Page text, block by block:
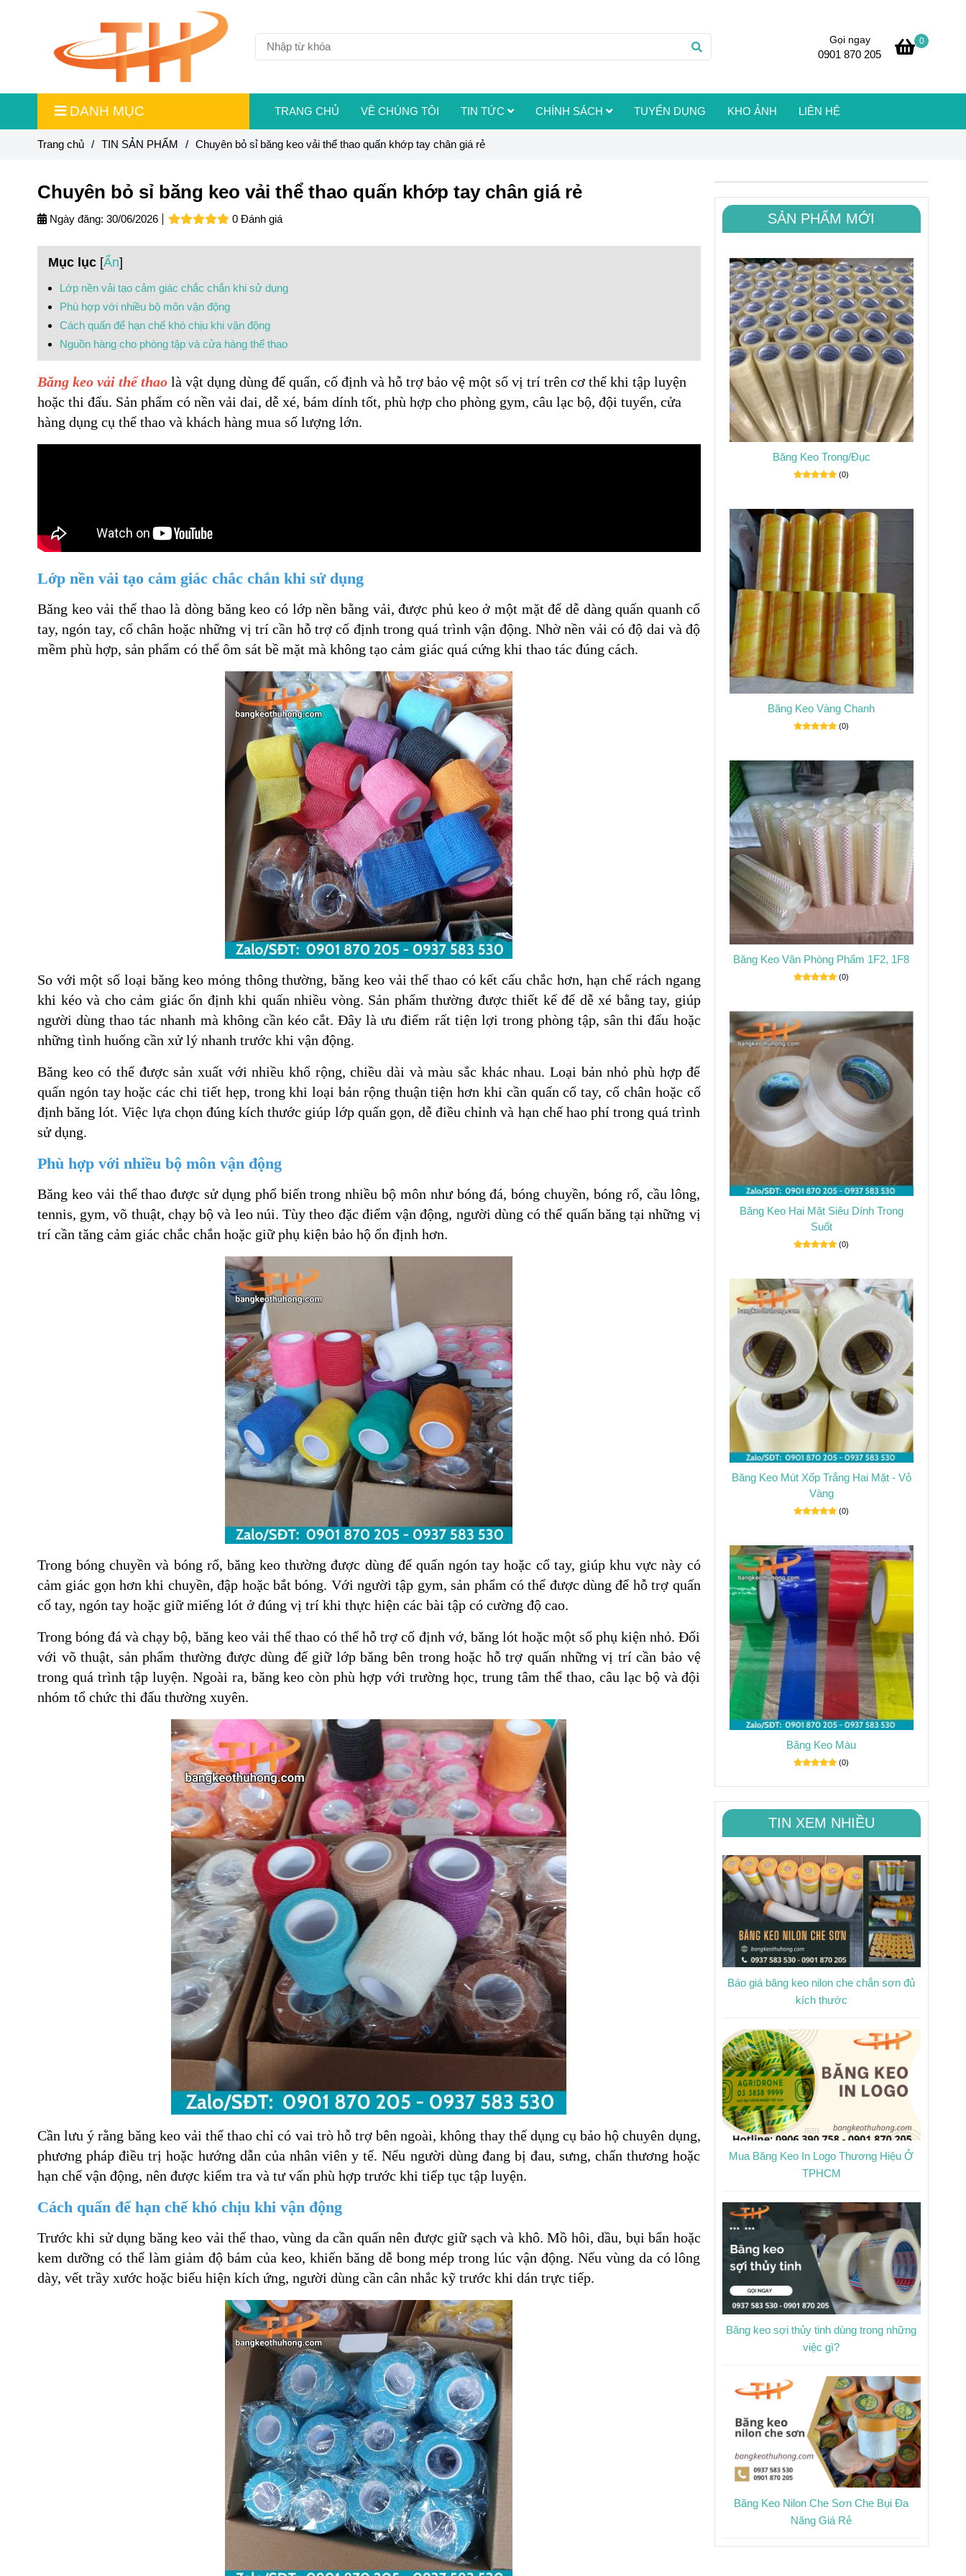
Gọi ngay
0901 870 205
0
DANH MỤC TRANG CHỦ VỀ CHÚNG TÔI TIN TỨC CHÍNH SÁCH TUYỂN DỤNG KHO ẢNH LIÊN HỆ
Trang chủ / TIN SẢN PHẨM / Chuyên bỏ sỉ băng keo vải thể thao quấn khớp tay chân giá rẻ
Chuyên bỏ sỉ băng keo vải thể thao quấn khớp tay chân giá rẻ
Ngày đăng: 30/06/2026 0 Đánh giá
Mục lục [Ẩn]
Lớp nền vải tạo cảm giác chắc chắn khi sử dụng
Phù hợp với nhiều bộ môn vận động
Cách quấn để hạn chế khó chịu khi vận động
Nguồn hàng cho phòng tập và cửa hàng thể thao
Băng keo vải thể thao là vật dụng dùng để quấn, cố định và hỗ trợ bảo vệ một số vị trí trên cơ thể khi tập luyện
hoặc thi đấu. Sản phẩm có nền vải dai, dễ xé, bám dính tốt, phù hợp cho phòng gym, câu lạc bộ, đội tuyển, cửa
hàng dụng cụ thể thao và khách hàng mua số lượng lớn.
Lớp nền vải tạo cảm giác chắc chắn khi sử dụng
Băng keo vải thể thao là dòng băng keo có lớp nền bằng vải, được phủ keo ở một mặt để dễ dàng quấn quanh cổ
tay, ngón tay, cổ chân hoặc những vị trí cần hỗ trợ cố định trong quá trình vận động. Nhờ nền vải có độ dai và độ
mềm phù hợp, sản phẩm có thể ôm sát bề mặt mà không tạo cảm giác quá cứng khi thao tác đúng cách.
So với một số loại băng keo mỏng thông thường, băng keo vải thể thao có kết cấu chắc hơn, hạn chế rách ngang
khi kéo và cho cảm giác ổn định khi quấn nhiều vòng. Sản phẩm thường được thiết kế để dễ xé bằng tay, giúp
người dùng thao tác nhanh mà không cần kéo cắt. Đây là ưu điểm rất tiện lợi trong phòng tập, sân thi đấu hoặc
những tình huống cần xử lý nhanh trước khi vận động.
Băng keo có thể được sản xuất với nhiều khổ rộng, chiều dài và màu sắc khác nhau. Loại bản nhỏ phù hợp để
quấn ngón tay hoặc các chi tiết hẹp, trong khi loại bản rộng thuận tiện hơn khi cần quấn cổ tay, cổ chân hoặc cố
định băng lót. Việc lựa chọn đúng kích thước giúp lớp quấn gọn, dễ điều chỉnh và hạn chế hao phí trong quá trình
sử dụng.
Phù hợp với nhiều bộ môn vận động
Băng keo vải thể thao được sử dụng phổ biến trong nhiều bộ môn như bóng đá, bóng chuyền, bóng rổ, cầu lông,
tennis, gym, võ thuật, chạy bộ và leo núi. Tùy theo đặc điểm vận động, người dùng có thể quấn băng tại những vị
trí cần tăng cảm giác chắc chắn hoặc giữ phụ kiện bảo hộ ổn định hơn.
Trong bóng chuyền và bóng rổ, băng keo thường được dùng để quấn ngón tay hoặc cổ tay, giúp khu vực này có
cảm giác gọn hơn khi chuyền, đập hoặc bắt bóng. Với người tập gym, sản phẩm có thể được dùng để hỗ trợ quấn
cổ tay, ngón tay hoặc giữ miếng lót ở đúng vị trí khi thực hiện các bài tập có cường độ cao.
Trong bóng đá và chạy bộ, băng keo vải thể thao có thể hỗ trợ cố định vớ, băng lót hoặc một số phụ kiện nhỏ. Đối
với võ thuật, sản phẩm thường được dùng để giữ lớp băng bên trong hoặc hỗ trợ quấn những vị trí cần bảo vệ
trong quá trình tập luyện. Ngoài ra, băng keo còn phù hợp với trường học, trung tâm thể thao, câu lạc bộ và đội
nhóm tổ chức thi đấu thường xuyên.
Cần lưu ý rằng băng keo vải thể thao chỉ có vai trò hỗ trợ bên ngoài, không thay thế dụng cụ bảo hộ chuyên dụng,
phương pháp điều trị hoặc hướng dẫn của nhân viên y tế. Nếu người dùng đang bị đau, sưng, chấn thương hoặc
hạn chế vận động, nên được kiểm tra và tư vấn phù hợp trước khi tiếp tục tập luyện.
Cách quấn để hạn chế khó chịu khi vận động
Trước khi sử dụng băng keo vải thể thao, vùng da cần quấn nên được giữ sạch và khô. Mồ hôi, dầu, bụi bẩn hoặc
kem dưỡng có thể làm giảm độ bám của keo, khiến băng dễ bong mép trong lúc vận động. Nếu vùng da có lông
dày, vết trầy xước hoặc biểu hiện kích ứng, người dùng cần cân nhắc kỹ trước khi dán trực tiếp.
SẢN PHẨM MỚI
Băng Keo Trong/Đục
(0)
Băng Keo Vàng Chanh
(0)
Băng Keo Văn Phòng Phẩm 1F2, 1F8
(0)
Băng Keo Hai Mặt Siêu Dính Trong
Suốt
(0)
Băng Keo Mút Xốp Trắng Hai Mặt - Vỏ
Vàng
(0)
Băng Keo Màu
(0)
TIN XEM NHIỀU
Báo giá băng keo nilon che chắn sơn đủ
kích thước
Mua Băng Keo In Logo Thương Hiệu Ở
TPHCM
Băng keo sợi thủy tinh dùng trong những
việc gì?
Băng Keo Nilon Che Sơn Che Bụi Đa
Năng Giá Rẻ